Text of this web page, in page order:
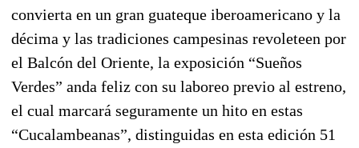
convierta en un gran guateque iberoamericano y la
décima y las tradiciones campesinas revoleteen por
el Balcón del Oriente, la exposición “Sueños
Verdes” anda feliz con su laboreo previo al estreno,
el cual marcará seguramente un hito en estas
“Cucalambeanas”, distinguidas en esta edición 51